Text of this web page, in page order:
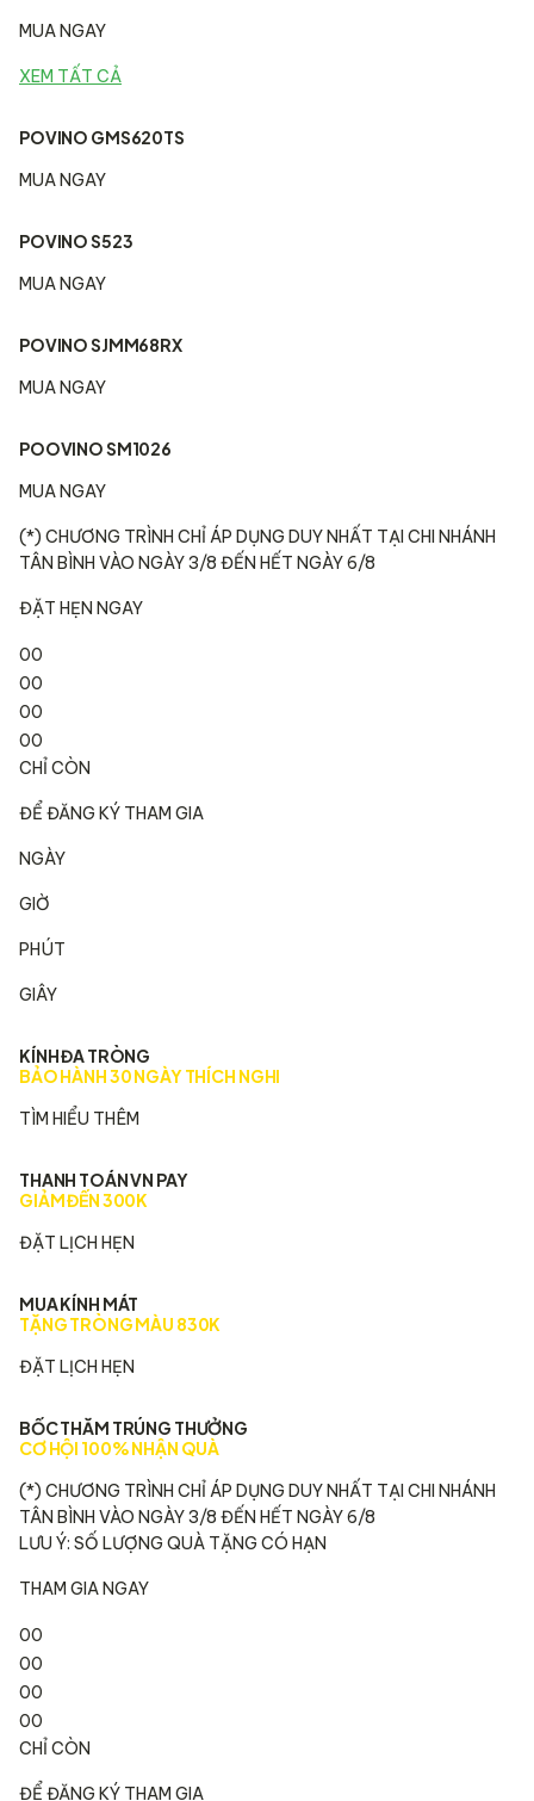
MUA NGAY
XEM TẤT CẢ
POVINO GMS620TS
MUA NGAY
POVINO S523
MUA NGAY
POVINO SJMM68RX
MUA NGAY
POOVINO SM1026
MUA NGAY
(*) CHƯƠNG TRÌNH CHỈ ÁP DỤNG DUY NHẤT TẠI CHI NHÁNH
TÂN BÌNH VÀO NGÀY 3/8 ĐẾN HẾT NGÀY 6/8
ĐẶT HẸN NGAY
00
00
00
00
CHỈ CÒN
ĐỂ ĐĂNG KÝ THAM GIA
NGÀY
GIỜ
PHÚT
GIÂY
KÍNH ĐA TRÒNG
BẢO HÀNH 30 NGÀY THÍCH NGHI
TÌM HIỂU THÊM
THANH TOÁN VN PAY
GIẢM ĐẾN 300K
ĐẶT LỊCH HẸN
MUA KÍNH MÁT
TẶNG TRÒNG MÀU 830K
ĐẶT LỊCH HẸN
BỐC THĂM TRÚNG THƯỞNG
CƠ HỘI 100% NHẬN QUÀ
(*) CHƯƠNG TRÌNH CHỈ ÁP DỤNG DUY NHẤT TẠI CHI NHÁNH
TÂN BÌNH VÀO NGÀY 3/8 ĐẾN HẾT NGÀY 6/8
LƯU Ý: SỐ LƯỢNG QUÀ TẶNG CÓ HẠN
THAM GIA NGAY
00
00
00
00
CHỈ CÒN
ĐỂ ĐĂNG KÝ THAM GIA